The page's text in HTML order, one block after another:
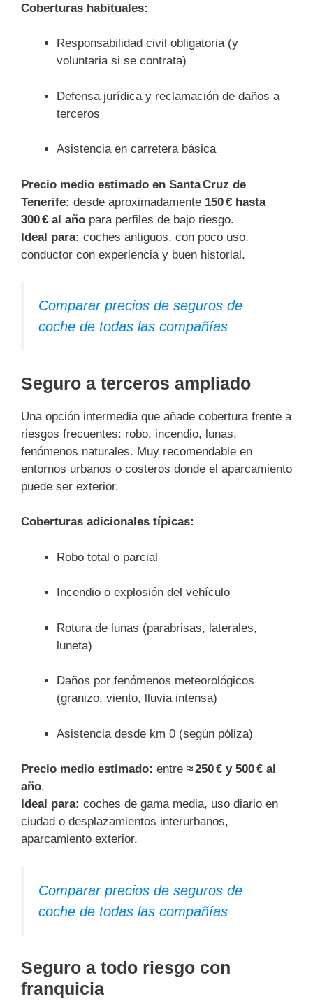
Coberturas habituales:
Responsabilidad civil obligatoria (y
voluntaria si se contrata)
Defensa jurídica y reclamación de daños a
terceros
Asistencia en carretera básica
Precio medio estimado en Santa Cruz de
Tenerife: desde aproximadamente 150 € hasta
300 € al año para perfiles de bajo riesgo.
Ideal para: coches antiguos, con poco uso,
conductor con experiencia y buen historial.
Comparar precios de seguros de
coche de todas las compañías
Seguro a terceros ampliado
Una opción intermedia que añade cobertura frente a
riesgos frecuentes: robo, incendio, lunas,
fenómenos naturales. Muy recomendable en
entornos urbanos o costeros donde el aparcamiento
puede ser exterior.
Coberturas adicionales típicas:
Robo total o parcial
Incendio o explosión del vehículo
Rotura de lunas (parabrisas, laterales,
luneta)
Daños por fenómenos meteorológicos
(granizo, viento, lluvia intensa)
Asistencia desde km 0 (según póliza)
Precio medio estimado: entre ≈ 250 € y 500 € al
año.
Ideal para: coches de gama media, uso diario en
ciudad o desplazamientos interurbanos,
aparcamiento exterior.
Comparar precios de seguros de
coche de todas las compañías
Seguro a todo riesgo con
franquicia